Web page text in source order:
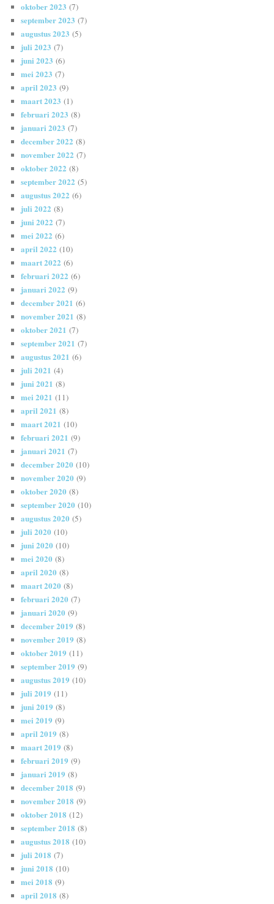
oktober 2023 (7)
september 2023 (7)
augustus 2023 (5)
juli 2023 (7)
juni 2023 (6)
mei 2023 (7)
april 2023 (9)
maart 2023 (1)
februari 2023 (8)
januari 2023 (7)
december 2022 (8)
november 2022 (7)
oktober 2022 (8)
september 2022 (5)
augustus 2022 (6)
juli 2022 (8)
juni 2022 (7)
mei 2022 (6)
april 2022 (10)
maart 2022 (6)
februari 2022 (6)
januari 2022 (9)
december 2021 (6)
november 2021 (8)
oktober 2021 (7)
september 2021 (7)
augustus 2021 (6)
juli 2021 (4)
juni 2021 (8)
mei 2021 (11)
april 2021 (8)
maart 2021 (10)
februari 2021 (9)
januari 2021 (7)
december 2020 (10)
november 2020 (9)
oktober 2020 (8)
september 2020 (10)
augustus 2020 (5)
juli 2020 (10)
juni 2020 (10)
mei 2020 (8)
april 2020 (8)
maart 2020 (8)
februari 2020 (7)
januari 2020 (9)
december 2019 (8)
november 2019 (8)
oktober 2019 (11)
september 2019 (9)
augustus 2019 (10)
juli 2019 (11)
juni 2019 (8)
mei 2019 (9)
april 2019 (8)
maart 2019 (8)
februari 2019 (9)
januari 2019 (8)
december 2018 (9)
november 2018 (9)
oktober 2018 (12)
september 2018 (8)
augustus 2018 (10)
juli 2018 (7)
juni 2018 (10)
mei 2018 (9)
april 2018 (8)